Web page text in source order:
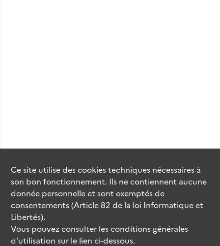
Ce site utilise descookiestechniques nécessaires à
son bon fonctionnement. Ils ne contiennent aucune
donnée personnelle et sont exemptés de
consentements (Article 82 de la loi Informatique et
Libertés).
Vous pouvez consulter les conditions générales
d’utilisation sur le lien ci-dessous.